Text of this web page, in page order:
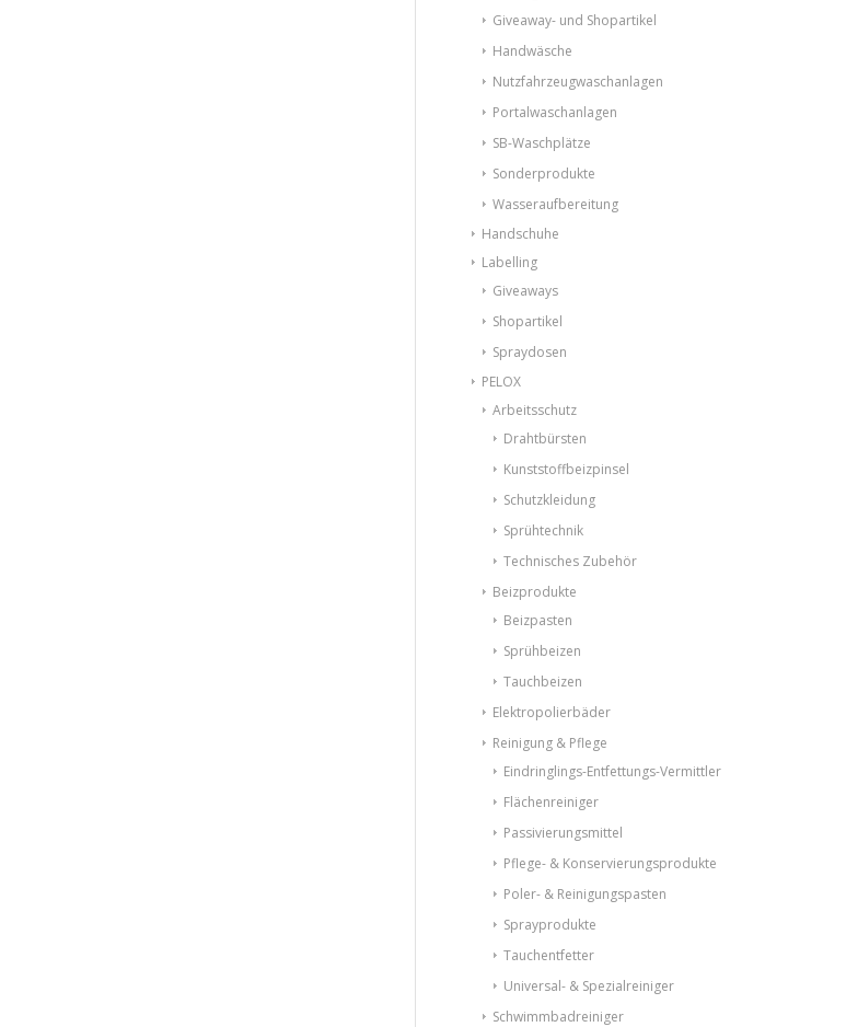
Giveaway- und Shopartikel
Handwäsche
Nutzfahrzeugwaschanlagen
Portalwaschanlagen
SB-Waschplätze
Sonderprodukte
Wasseraufbereitung
Handschuhe
Labelling
Giveaways
Shopartikel
Spraydosen
PELOX
Arbeitsschutz
Drahtbürsten
Kunststoffbeizpinsel
Schutzkleidung
Sprühtechnik
Technisches Zubehör
Beizprodukte
Beizpasten
Sprühbeizen
Tauchbeizen
Elektropolierbäder
Reinigung & Pflege
Eindringlings-Entfettungs-Vermittler
Flächenreiniger
Passivierungsmittel
Pflege- & Konservierungsprodukte
Poler- & Reinigungspasten
Sprayprodukte
Tauchentfetter
Universal- & Spezialreiniger
Schwimmbadreiniger